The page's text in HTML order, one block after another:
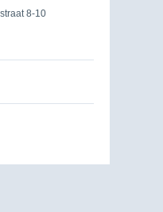
8-10